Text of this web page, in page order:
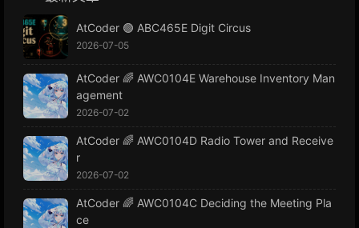
AtCoder 🟢 ABC465E Digit Circus
2026-07-05
AtCoder 🌈 AWC0104E Warehouse Inventory Man
agement
2026-07-02
AtCoder 🌈 AWC0104D Radio Tower and Receive
r
2026-07-02
AtCoder 🌈 AWC0104C Deciding the Meeting Pla
ce